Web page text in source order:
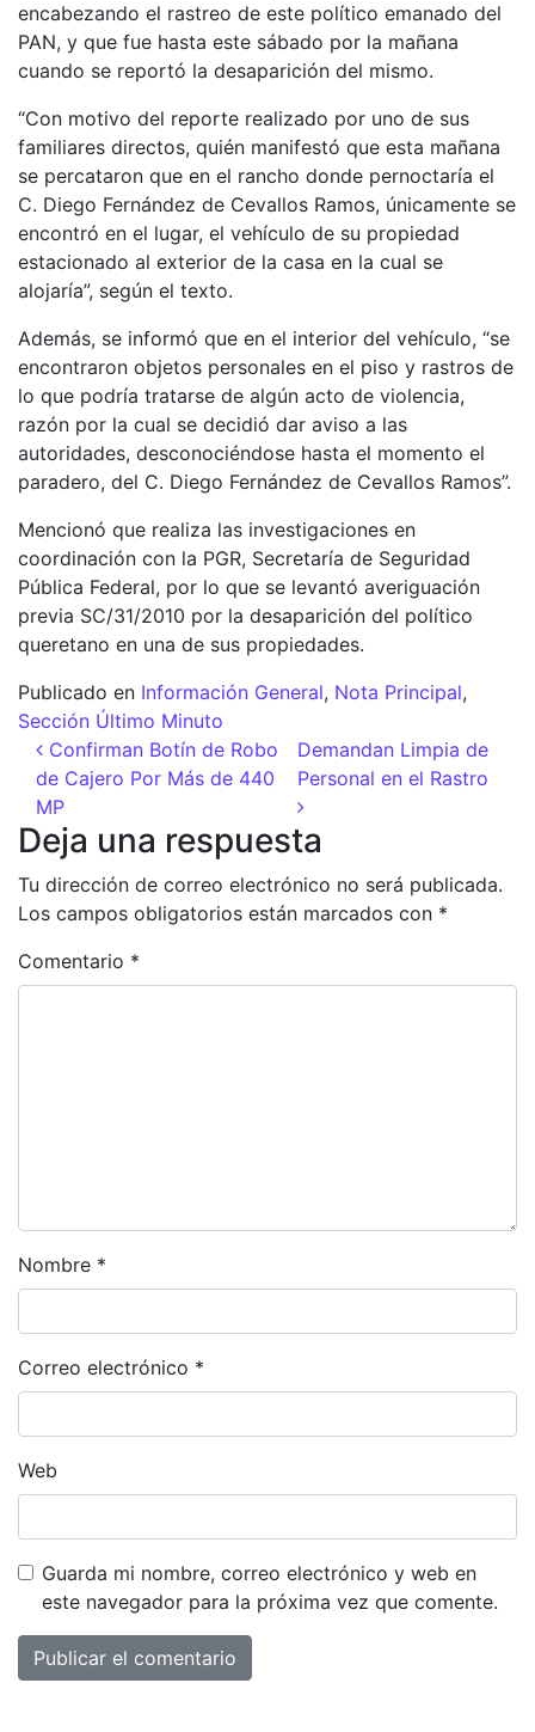
encabezando el rastreo de este político emanado del
PAN, y que fue hasta este sábado por la mañana
cuando se reportó la desaparición del mismo.
“Con motivo del reporte realizado por uno de sus
familiares directos, quién manifestó que esta mañana
se percataron que en el rancho donde pernoctaría el
C. Diego Fernández de Cevallos Ramos, únicamente se
encontró en el lugar, el vehículo de su propiedad
estacionado al exterior de la casa en la cual se
alojaría”, según el texto.
Además, se informó que en el interior del vehículo, “se
encontraron objetos personales en el piso y rastros de
lo que podría tratarse de algún acto de violencia,
razón por la cual se decidió dar aviso a las
autoridades, desconociéndose hasta el momento el
paradero, del C. Diego Fernández de Cevallos Ramos”.
Mencionó que realiza las investigaciones en
coordinación con la PGR, Secretaría de Seguridad
Pública Federal, por lo que se levantó averiguación
previa SC/31/2010 por la desaparición del político
queretano en una de sus propiedades.
Publicado en Información General, Nota Principal,
Sección Último Minuto
Navegación de entradas
Confirman Botín de Robo
de Cajero Por Más de 440
MP
Demandan Limpia de
Personal en el Rastro
Deja una respuesta
Tu dirección de correo electrónico no será publicada.
Los campos obligatorios están marcados con *
Comentario *
Nombre *
Correo electrónico *
Web
Guarda mi nombre, correo electrónico y web en
este navegador para la próxima vez que comente.